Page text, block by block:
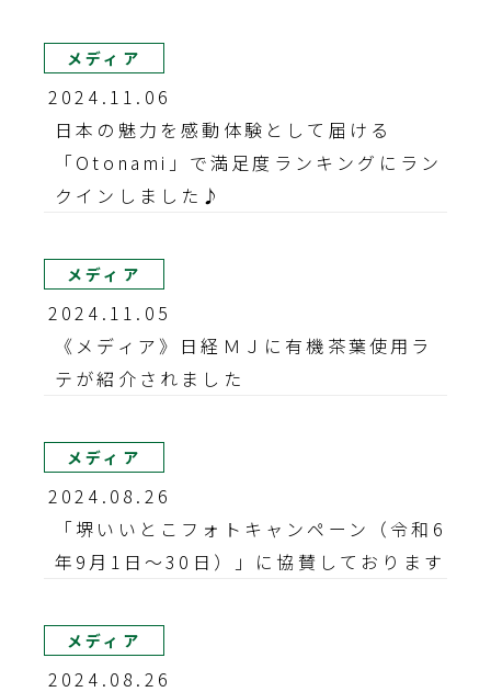
メディア
2024.11.06
日本の魅力を感動体験として届ける
「Otonami」で満足度ランキングにラン
クインしました♪
メディア
2024.11.05
《メディア》日経ＭＪに有機茶葉使用ラ
テが紹介されました
メディア
2024.08.26
「堺いいとこフォトキャンペーン（令和6
年9月1日～30日）」に協賛しております
メディア
2024.08.26